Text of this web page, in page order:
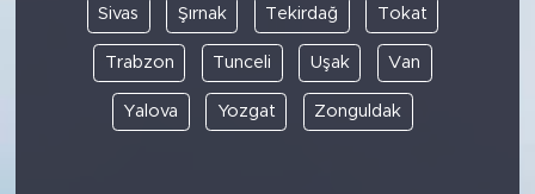
Sivas Şırnak Tekirdağ Tokat
Trabzon Tunceli Uşak Van
Yalova Yozgat Zonguldak